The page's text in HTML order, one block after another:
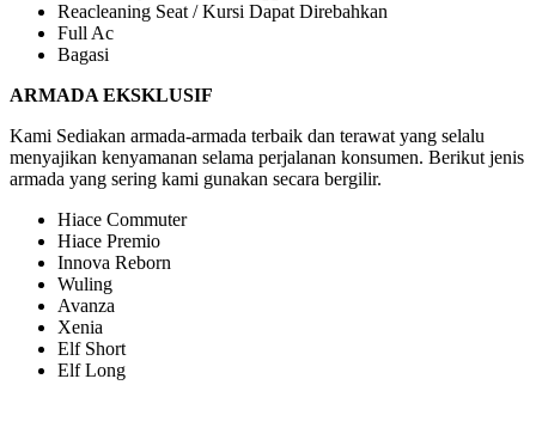
Reacleaning Seat / Kursi Dapat Direbahkan
Full Ac
Bagasi
ARMADA EKSKLUSIF
Kami Sediakan armada-armada terbaik dan terawat yang selalu
menyajikan kenyamanan selama perjalanan konsumen. Berikut jenis
armada yang sering kami gunakan secara bergilir.
Hiace Commuter
Hiace Premio
Innova Reborn
Wuling
Avanza
Xenia
Elf Short
Elf Long